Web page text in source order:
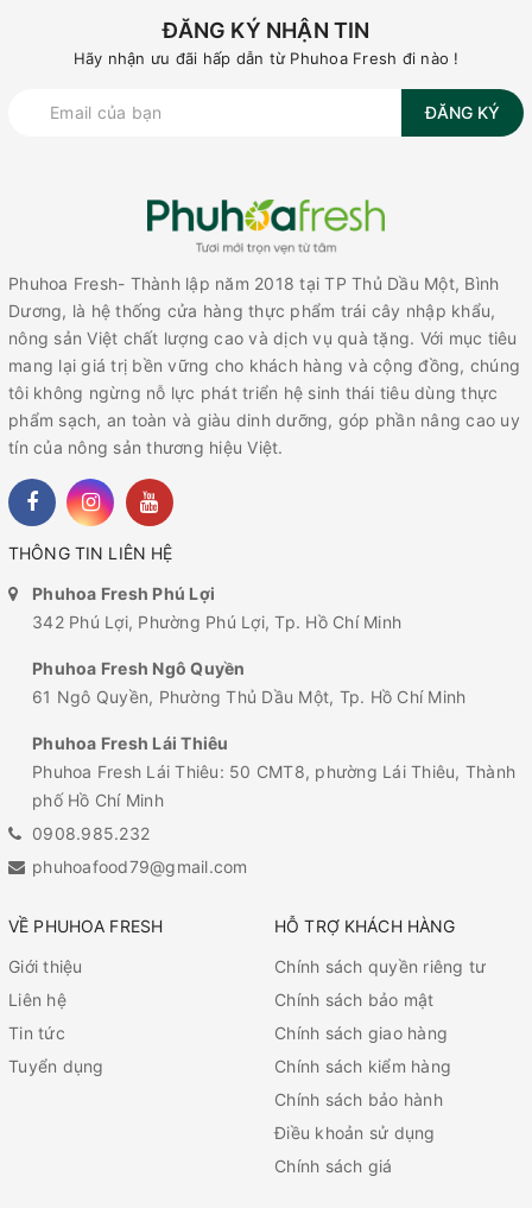
ĐĂNG KÝ NHẬN TIN
Hãy nhận ưu đãi hấp dẫn từ Phuhoa Fresh đi nào !
ĐĂNG KÝ
Phuhoa Fresh- Thành lập năm 2018 tại TP Thủ Dầu Một, Bình
Dương, là hệ thống cửa hàng thực phẩm trái cây nhập khẩu,
nông sản Việt chất lượng cao và dịch vụ quà tặng. Với mục tiêu
mang lại giá trị bền vững cho khách hàng và cộng đồng, chúng
tôi không ngừng nỗ lực phát triển hệ sinh thái tiêu dùng thực
phẩm sạch, an toàn và giàu dinh dưỡng, góp phần nâng cao uy
tín của nông sản thương hiệu Việt.
THÔNG TIN LIÊN HỆ
Phuhoa Fresh Phú Lợi
342 Phú Lợi, Phường Phú Lợi, Tp. Hồ Chí Minh
Phuhoa Fresh Ngô Quyền
61 Ngô Quyền, Phường Thủ Dầu Một, Tp. Hồ Chí Minh
Phuhoa Fresh Lái Thiêu
Phuhoa Fresh Lái Thiêu: 50 CMT8, phường Lái Thiêu, Thành
phố Hồ Chí Minh
0908.985.232
phuhoafood79@gmail.com
VỀ PHUHOA FRESH
Giới thiệu
Liên hệ
Tin tức
Tuyển dụng
HỖ TRỢ KHÁCH HÀNG
Chính sách quyền riêng tư
Chính sách bảo mật
Chính sách giao hàng
Chính sách kiểm hàng
Chính sách bảo hành
Điều khoản sử dụng
Chính sách giá